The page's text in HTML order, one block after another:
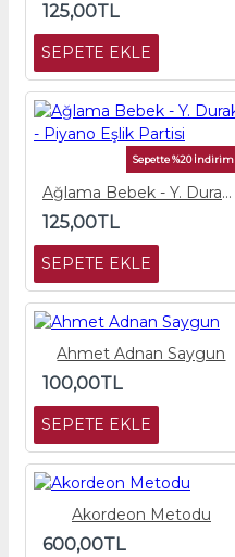
125,00TL
SEPETE EKLE
Sepette %20 İndirim
Ağlama Bebek - Y. Durak - Piyano Eşlik Partisi
125,00TL
SEPETE EKLE
Ahmet Adnan Saygun
100,00TL
SEPETE EKLE
Akordeon Metodu
600,00TL